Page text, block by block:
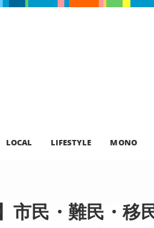
LOCAL LIFESTYLE MONO
市民・難民・移